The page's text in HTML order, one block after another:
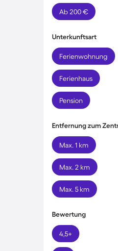
Ab 200 €
Unterkunftsart
Ferienwohnung
Ferienhaus
Pension
Entfernung zum
Max. 1 km
Max. 2 km
Max. 5 km
Bewertung
4,5+